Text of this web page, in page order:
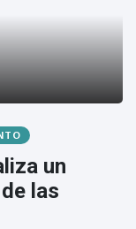
un
las